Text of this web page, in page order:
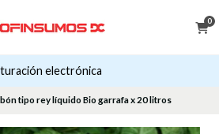
0
electrónica
tipo rey líquido Bio garrafa x 20 litros